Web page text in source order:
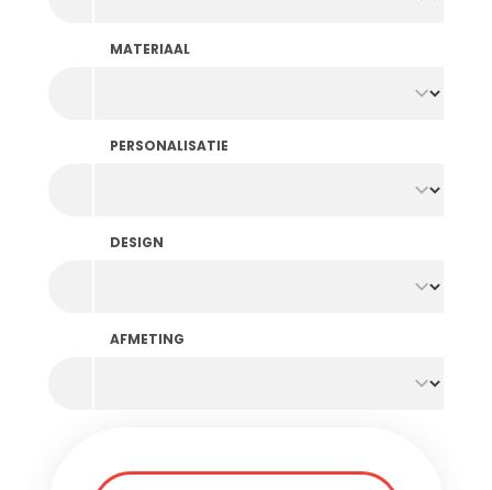
MATERIAAL
PERSONALISATIE
DESIGN
AFMETING